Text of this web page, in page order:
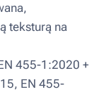
teksturą na
455-1:2020 +
EN 455-